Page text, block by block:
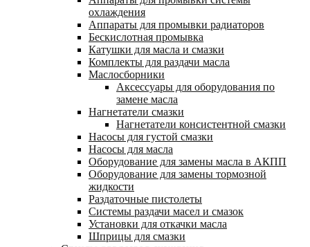
охлаждения
Аппараты для промывки радиаторов
Бескислотная промывка
Катушки для масла и смазки
Комплекты для раздачи масла
Маслосборники
Аксессуары для оборудования по
замене масла
Нагнетатели смазки
Нагнетатели консистентной смазки
Насосы для густой смазки
Насосы для масла
Оборудование для замены масла в АКПП
Оборудование для замены тормозной
жидкости
Раздаточные пистолеты
Системы раздачи масел и смазок
Установки для откачки масла
Шприцы для смазки